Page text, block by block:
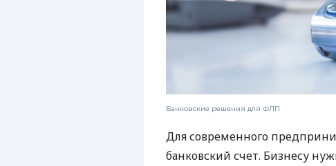
Банковские решения для ФЛП
Для современного
банковский счет. Бизнесу